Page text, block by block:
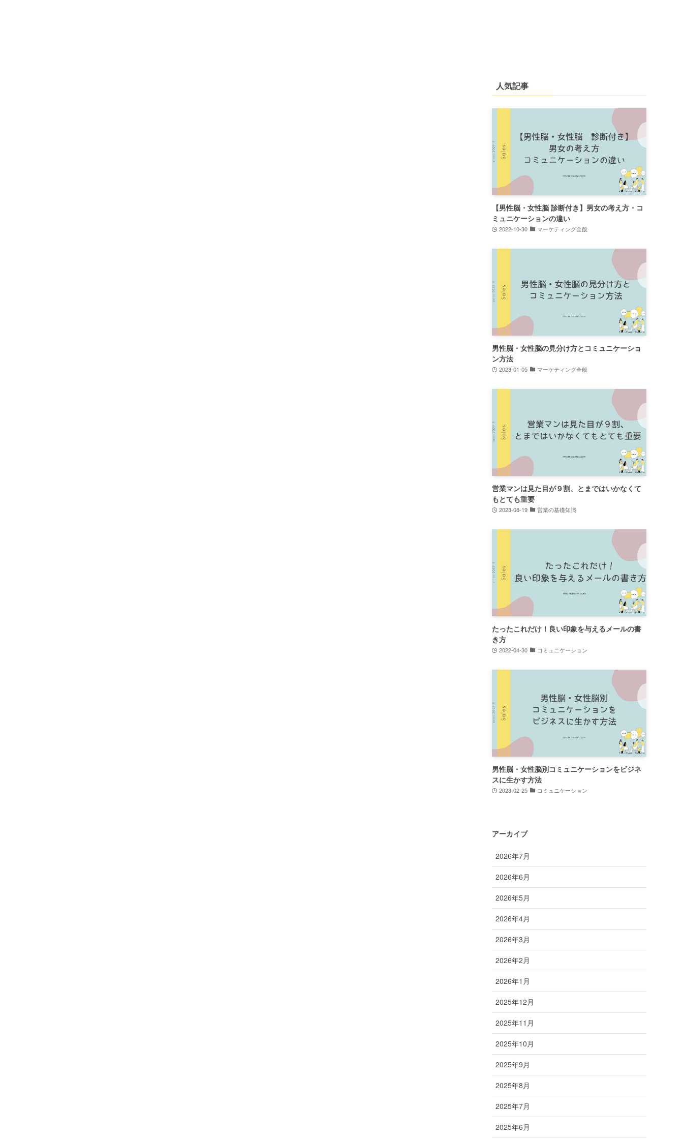
人気記事
【男性脳・女性脳 診断付き】男女の考え方・コ
ミュニケーションの違い
2022-10-30 マーケティング全般
男性脳・女性脳の見分け方とコミュニケーショ
ン方法
2023-01-05 マーケティング全般
営業マンは見た目が９割、とまではいかなくて
もとても重要
2023-08-19 営業の基礎知識
たったこれだけ！良い印象を与えるメールの書
き方
2022-04-30 コミュニケーション
男性脳・女性脳別コミュニケーションをビジネ
スに生かす方法
2023-02-25 コミュニケーション
アーカイブ
2026年7月
2026年6月
2026年5月
2026年4月
2026年3月
2026年2月
2026年1月
2025年12月
2025年11月
2025年10月
2025年9月
2025年8月
2025年7月
2025年6月